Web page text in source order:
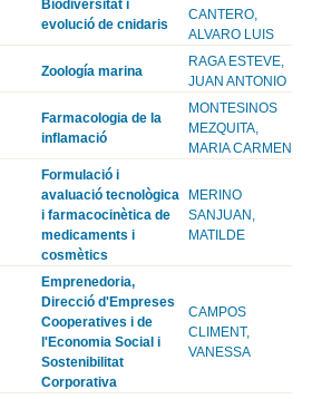
Biodiversitat i
evolució de cnidaris
CANTERO,
ALVARO LUIS
Zoología marina
RAGA ESTEVE,
JUAN ANTONIO
Farmacologia de la
inflamació
MONTESINOS
MEZQUITA,
MARIA CARMEN
Formulació i
avaluació tecnològica
i farmacocinètica de
medicaments i
cosmètics
MERINO
SANJUAN,
MATILDE
Emprenedoria,
Direcció d'Empreses
Cooperatives i de
l'Economia Social i
Sostenibilitat
Corporativa
CAMPOS
CLIMENT,
VANESSA